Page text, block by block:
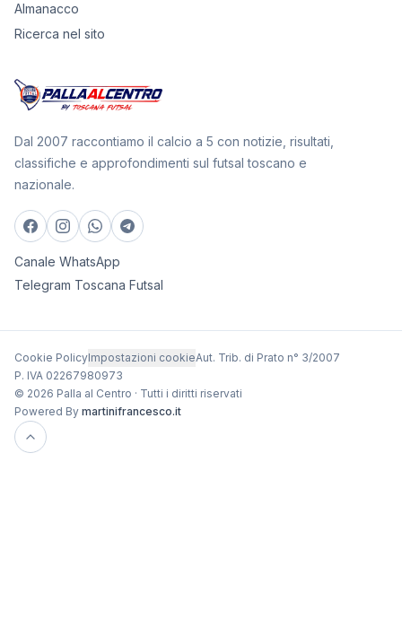
Almanacco
Ricerca nel sito
Dal 2007 raccontiamo il calcio a 5 con notizie, risultati,
classifiche e approfondimenti sul futsal toscano e
nazionale.
Canale WhatsApp
Telegram Toscana Futsal
Cookie PolicyImpostazioni cookieAut. Trib. di Prato n° 3/2007
P. IVA 02267980973
© 2026 Palla al Centro · Tutti i diritti riservati
Powered By martinifrancesco.it